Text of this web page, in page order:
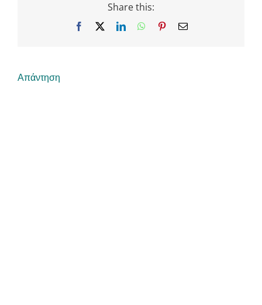
Share this:
Facebook LinkedInWhatsApp
PinterestEmail
Απάντηση